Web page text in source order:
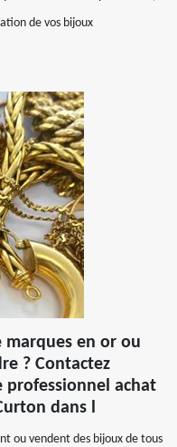
de vos bijoux
marques en or ou
? Contactez
achat
dans l
ou vendent des bijoux de tous